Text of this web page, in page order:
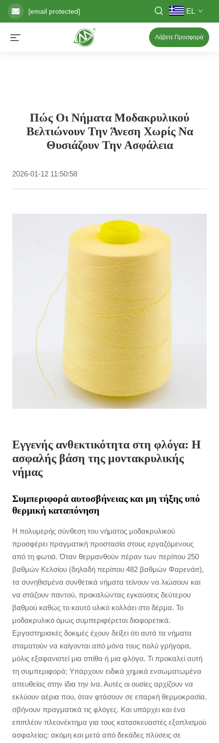
[email protected] EL
Λάβετε Προσφορά
Πώς Οι Νήματα Μοδακρυλικού
Βελτιώνουν Την Άνεση Χωρίς Να
Θυσιάζουν Την Ασφάλεια
2026-01-12 11:50:58
Εγγενής ανθεκτικότητα στη φλόγα: Η
ασφαλής βάση της μοντακρυλικής
νήμας
Συμπεριφορά αυτοσβήνειας και μη τήξης υπό
θερμική καταπόνηση
Η πολυμερής σύνθεση του νήματος μοδακρυλικού
προσφέρει πραγματική προστασία στους εργαζόμενους
από τη φωτιά. Όταν θερμανθούν πέραν των περίπου 250
βαθμών Κελσίου (δηλαδή περίπου 482 βαθμών Φαρενάιτ),
τα συνηθισμένα συνθετικά νήματα τείνουν να λιώσουν και
να στάζουν παντού, προκαλώντας εγκαύσεις δεύτερου
βαθμού καθώς το καυτό υλικό κολλάει στο δέρμα. Το
μοδακρυλικό όμως συμπεριφέρεται διαφορετικά.
Εργαστηριακές δοκιμές έχουν δείξει ότι αυτά τα νήματα
σταματούν να καίγονται από μόνα τους πολύ γρήγορα,
μόλις εξαφανιστεί μια σπίθα ή μια φλόγα. Τι προκαλεί αυτή
τη συμπεριφορά; Υπάρχουν ειδικά χημικά ενσωματωμένα
απευθείας στην ίδια την ίνα. Αυτές οι ουσίες αρχίζουν να
εκλύουν αέρια που, όταν φτάσουν σε επαρκή θερμοκρασία,
σβήνουν πραγματικά τις φλόγες. Και υπάρχει και ένα
επιπλέον πλεονέκτημα για τους κατασκευαστές εξοπλισμού
ασφαλείας: ακόμη και μετά από δεκάδες πλύσεις σε